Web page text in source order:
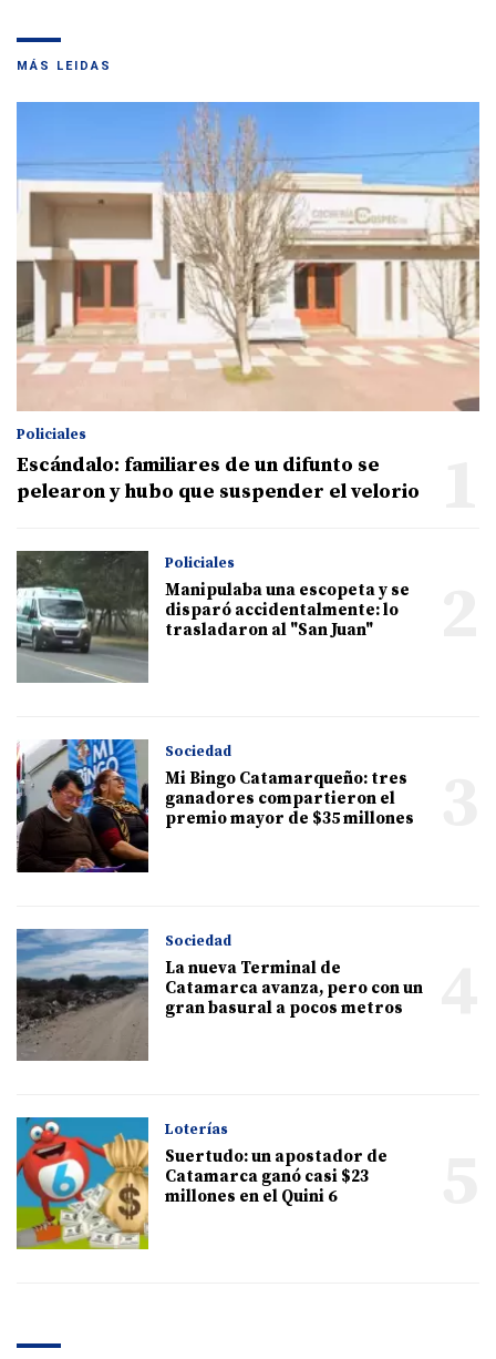
MÁS LEIDAS
Policiales
Escándalo: familiares de un difunto se
pelearon y hubo que suspender el velorio
Policiales
Manipulaba una escopeta y se
disparó accidentalmente: lo
trasladaron al "San Juan"
Sociedad
Mi Bingo Catamarqueño: tres
ganadores compartieron el
premio mayor de $35 millones
Sociedad
La nueva Terminal de
Catamarca avanza, pero con un
gran basural a pocos metros
Loterías
Suertudo: un apostador de
Catamarca ganó casi $23
millones en el Quini 6